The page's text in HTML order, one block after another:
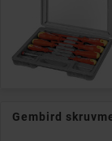
Gembird